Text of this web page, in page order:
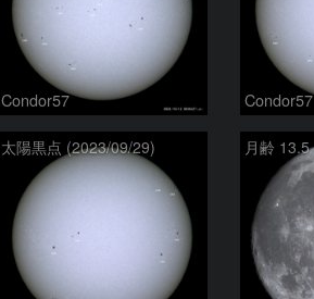
Condor57 Condor57
太陽黒点 (2023/09/29) 月齢 13.5